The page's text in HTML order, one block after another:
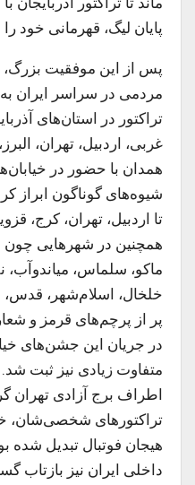
پایان لیگ، قهرمانی خود
پس از این موفقیت
مردمی در سراسر ایران به
تراکتور در استان‌های
غربی، اردبیل، تهران،
همدان با حضور در
شیوه‌های گوناگون ابراز
تا اردبیل، تهران، کرج،
همچنین در شهرهایی چون
ماکو، سلماس، میاندوآب،
خلخال، اسلام‌شهر، قدس،
پر از پرچم‌های قرمز و
در جریان این جشن‌های
متفاوت زیادی نیز ثبت شد.
اطراف برج آزادی تهران
تراکتورهای شخصی‌شان،
هیجان فوتبال تبدیل شده
داخلی ایران نیز بازتاب